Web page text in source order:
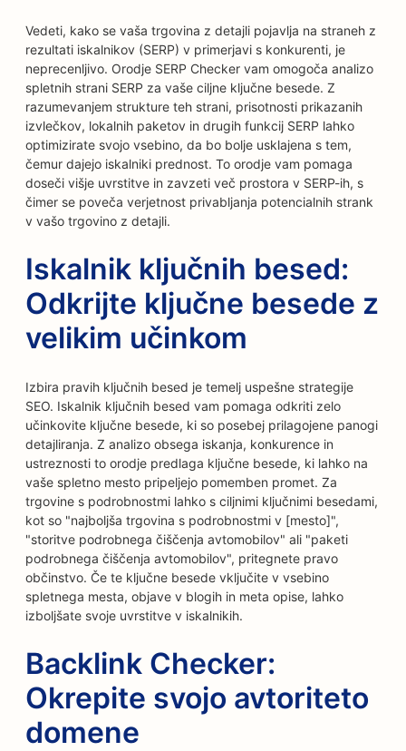
Vedeti, kako se vaša trgovina z detajli pojavlja na straneh z
rezultati iskalnikov (SERP) v primerjavi s konkurenti, je
neprecenljivo. Orodje SERP Checker vam omogoča analizo
spletnih strani SERP za vaše ciljne ključne besede. Z
razumevanjem strukture teh strani, prisotnosti prikazanih
izvlečkov, lokalnih paketov in drugih funkcij SERP lahko
optimizirate svojo vsebino, da bo bolje usklajena s tem,
čemur dajejo iskalniki prednost. To orodje vam pomaga
doseči višje uvrstitve in zavzeti več prostora v SERP-ih, s
čimer se poveča verjetnost privabljanja potencialnih strank
v vašo trgovino z detajli.
Iskalnik ključnih besed:
Odkrijte ključne besede z
velikim učinkom
Izbira pravih ključnih besed je temelj uspešne strategije
SEO. Iskalnik ključnih besed vam pomaga odkriti zelo
učinkovite ključne besede, ki so posebej prilagojene panogi
detajliranja. Z analizo obsega iskanja, konkurence in
ustreznosti to orodje predlaga ključne besede, ki lahko na
vaše spletno mesto pripeljejo pomemben promet. Za
trgovine s podrobnostmi lahko s ciljnimi ključnimi besedami,
kot so "najboljša trgovina s podrobnostmi v [mesto]",
"storitve podrobnega čiščenja avtomobilov" ali "paketi
podrobnega čiščenja avtomobilov", pritegnete pravo
občinstvo. Če te ključne besede vključite v vsebino
spletnega mesta, objave v blogih in meta opise, lahko
izboljšate svoje uvrstitve v iskalnikih.
Backlink Checker:
Okrepite svojo avtoriteto
domene